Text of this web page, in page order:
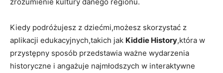
Kiedy ⁢podróżujesz z dziećmi,możesz ⁢skorzystać z⁤
aplikacji edukacyjnych,takich ‌jak Kiddie History,która w
przystępny⁤ sposób przedstawia ważne wydarzenia​
historyczne i angażuje najmłodszych ⁤w interaktywne⁣